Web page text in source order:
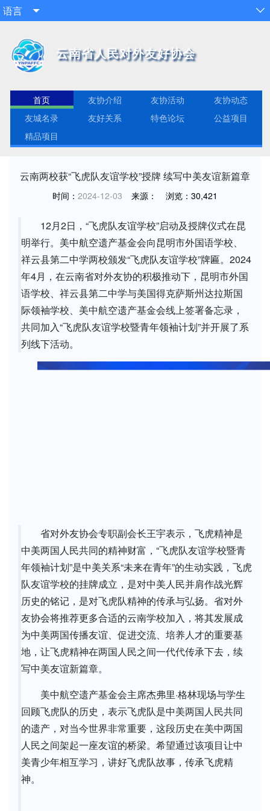
语言  
云南省人民对外友好协会
首页 友协介绍 友协活动
友协动态
友城名录
友好关系 特色论坛
公益项目
精品项目
云南两校获“飞虎队友谊学校”授牌 续写中美友谊新篇章
时间： 2024-12-03 来源： 浏览： 30,421
12月2日，“飞虎队友谊学校”启动及授牌仪式在昆
明举行。美中航空遗产基金会向昆明市外国语学校、
祥云县第二中学两校颁发“飞虎队友谊学校”牌匾。2024
年4月，在云南省对外友协的积极推动下，昆明市外国
语学校、祥云县第二中学与美国得克萨斯州达拉斯国
际领袖学校、美中航空遗产基金会线上签署备忘录，
共同加入“飞虎队友谊学校暨青年领袖计划”并开展了系
列线下活动。
省对外友协会专职副会长王宇表示，飞虎精神是
中美两国人民共同的精神财富，“飞虎队友谊学校暨青
年领袖计划”是中美关系“未来在青年”的生动实践，飞虎
队友谊学校的挂牌成立，是对中美人民并肩作战光辉
历史的铭记，是对飞虎队精神的传承与弘扬。省对外
友协会将推荐更多合适的云南学校加入，将其发展成
为中美两国传播友谊、促进交流、培养人才的重要基
地，让飞虎精神在两国人民之间一代代传承下去，续
写中美友谊新篇章。
美中航空遗产基金会主席杰弗里·格林现场与学生
回顾飞虎队的历史，表示飞虎队是中美两国人民共同
的遗产，对当今世界非常重要，这段历史在美中两国
人民之间架起一座友谊的桥梁。希望通过该项目让中
美青少年相互学习，讲好飞虎队故事，传承飞虎精
神。